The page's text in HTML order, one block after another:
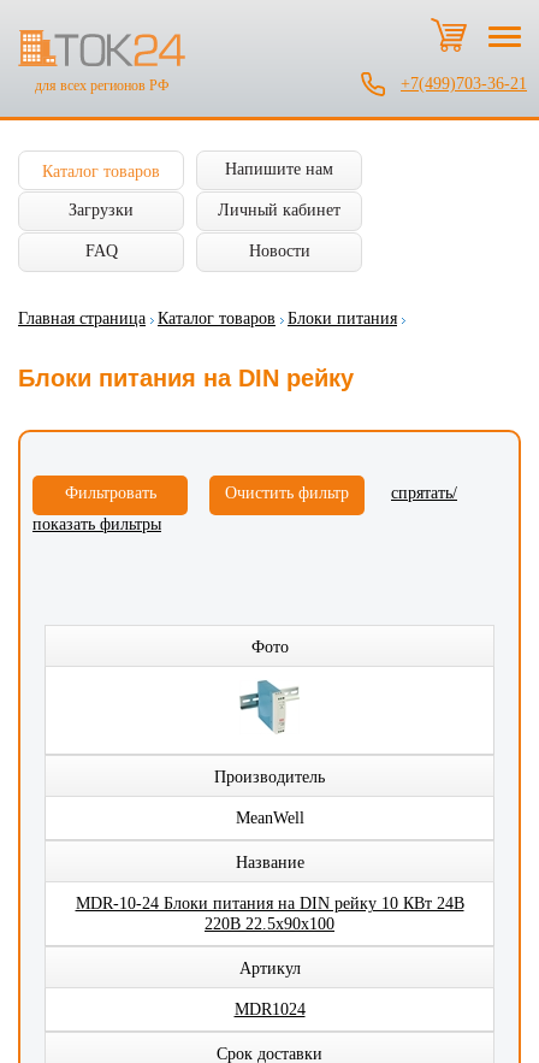
для всех регионов РФ +7(499)703-36-21
Каталог товаров Напишите нам
Загрузки Личный кабинет
FAQ Новости
Главная страница Каталог товаров Блоки питания
Блоки питания на DIN рейку
спрятать/
показать фильтры
Фото
Производитель
MeanWell
Название
MDR-10-24 Блоки питания на DIN рейку 10 КВт 24В
220В 22.5x90x100
Артикул
MDR1024
Срок доставки